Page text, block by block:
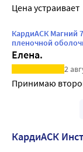
Цена устраивает
КардиАСК Магний
пленочной
Елена.
2
Принимаю
КардиАСК